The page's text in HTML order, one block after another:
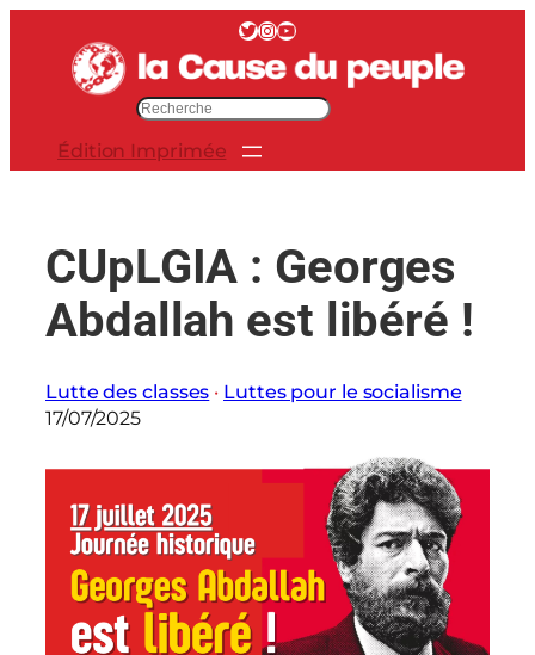
contenu
Twitter InstagramYouTube
c
e
r
Édition Imprimée
CUpLGIA : Georges
Abdallah est libéré !
Lutte des classes · Luttes pour le socialisme
17/07/2025